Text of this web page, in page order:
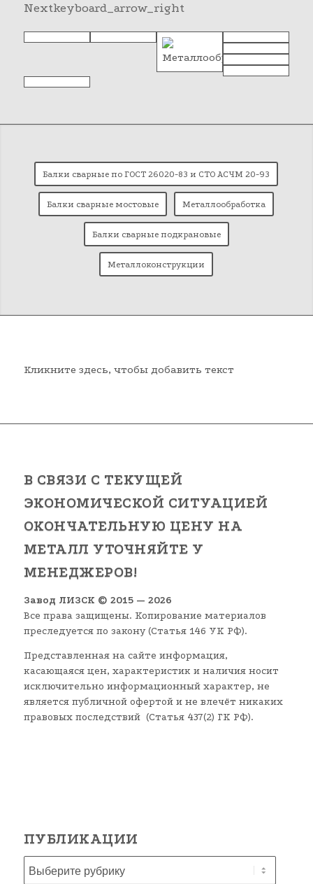
Nextkeyboard_arrow_right
Балки сварные по ГОСТ 26020-83 и СТО АСЧМ 20-93
Балки сварные мостовые Металлообработка
Балки сварные подкрановые
Металлоконструкции
Кликните здесь, чтобы добавить текст
В СВЯЗИ С ТЕКУЩЕЙ
ЭКОНОМИЧЕСКОЙ СИТУАЦИЕЙ
ОКОНЧАТЕЛЬНУЮ ЦЕНУ НА
МЕТАЛЛ УТОЧНЯЙТЕ У
МЕНЕДЖЕРОВ!
Завод ЛИЗСК © 2015 — 2026
Все права защищены. Копирование материалов
преследуется по закону (Статья 146 УК РФ).
Представленная на сайте информация,
касающаяся цен, характеристик и наличия носит
исключительно информационный характер, не
является публичной офертой и не влечёт никаких
правовых последствий (Статья 437(2) ГК РФ).
ПУБЛИКАЦИИ